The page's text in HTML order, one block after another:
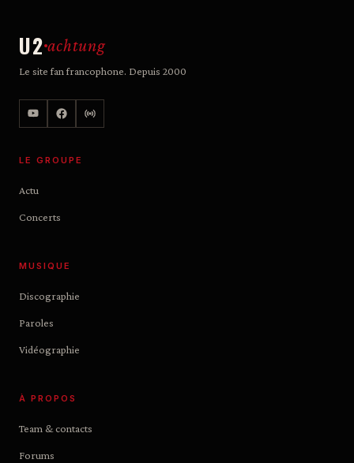
U2 achtung
Le site fan francophone. Depuis 2000
LE GROUPE
Actu
Concerts
MUSIQUE
Discographie
Paroles
Vidéographie
À PROPOS
Team & contacts
Forums